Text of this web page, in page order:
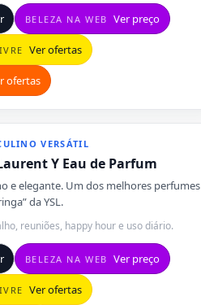
BELEZA NA WEB Ver preço
Ver ofertas
ofertas
VERSÁTIL
Y Eau de Parfum
e elegante. Um dos melhores perfumes
da YSL.
reuniões, happy hour e uso diário.
BELEZA NA WEB Ver preço
Ver ofertas